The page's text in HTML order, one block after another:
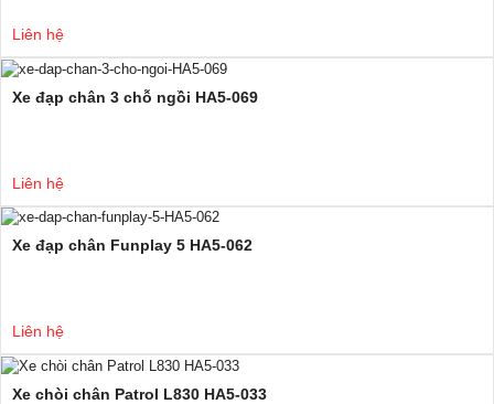
Liên hệ
Xe đạp chân 3 chỗ ngồi HA5-069
Liên hệ
Xe đạp chân Funplay 5 HA5-062
Liên hệ
Xe chòi chân Patrol L830 HA5-033